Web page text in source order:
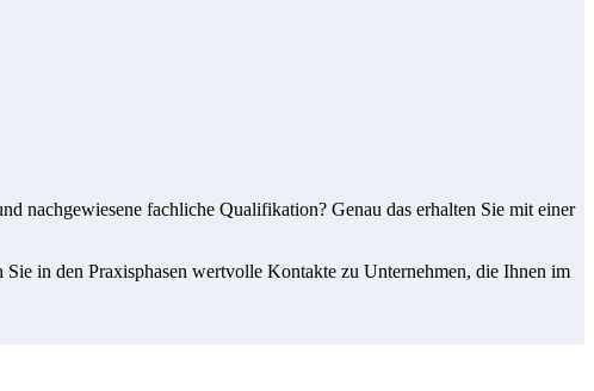
nachgewiesene fachliche Qualifikation? Genau das erhalten Sie mit einer
in den Praxisphasen wertvolle Kontakte zu Unternehmen, die Ihnen im